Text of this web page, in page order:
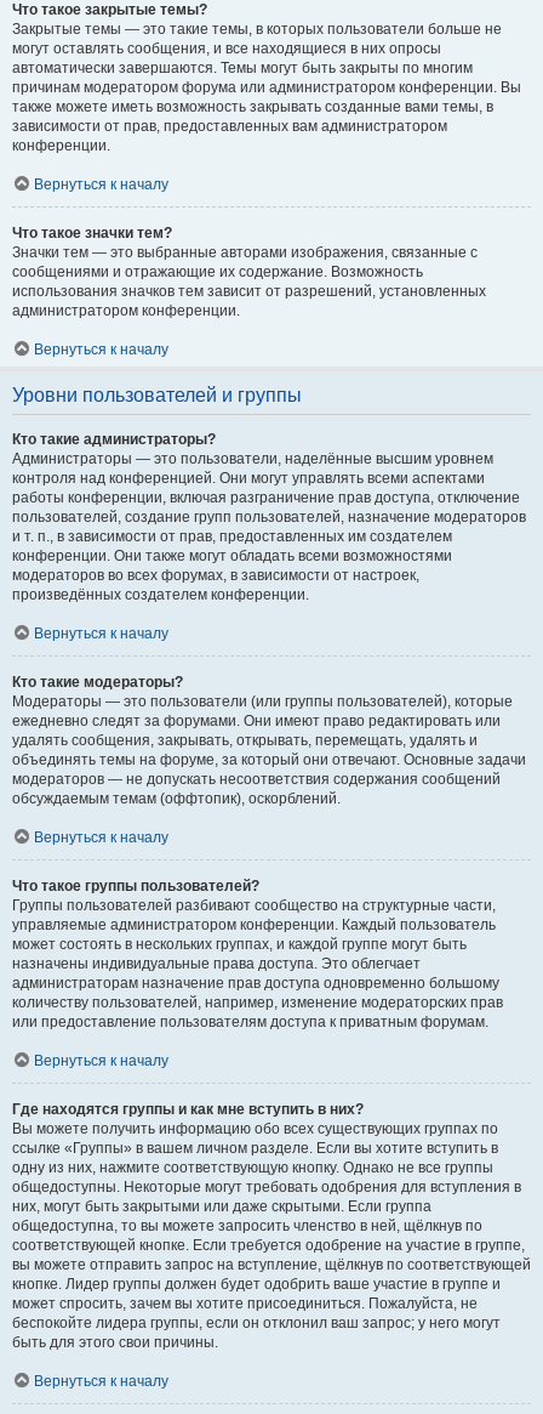
Что такое закрытые темы?
Закрытые темы — это такие темы, в которых пользователи больше не
могут оставлять сообщения, и все находящиеся в них опросы
автоматически завершаются. Темы могут быть закрыты по многим
причинам модератором форума или администратором конференции. Вы
также можете иметь возможность закрывать созданные вами темы, в
зависимости от прав, предоставленных вам администратором
конференции.
Вернуться к началу
Что такое значки тем?
Значки тем — это выбранные авторами изображения, связанные с
сообщениями и отражающие их содержание. Возможность
использования значков тем зависит от разрешений, установленных
администратором конференции.
Вернуться к началу
Уровни пользователей и группы
Кто такие администраторы?
Администраторы — это пользователи, наделённые высшим уровнем
контроля над конференцией. Они могут управлять всеми аспектами
работы конференции, включая разграничение прав доступа, отключение
пользователей, создание групп пользователей, назначение модераторов
и т. п., в зависимости от прав, предоставленных им создателем
конференции. Они также могут обладать всеми возможностями
модераторов во всех форумах, в зависимости от настроек,
произведённых создателем конференции.
Вернуться к началу
Кто такие модераторы?
Модераторы — это пользователи (или группы пользователей), которые
ежедневно следят за форумами. Они имеют право редактировать или
удалять сообщения, закрывать, открывать, перемещать, удалять и
объединять темы на форуме, за который они отвечают. Основные задачи
модераторов — не допускать несоответствия содержания сообщений
обсуждаемым темам (оффтопик), оскорблений.
Вернуться к началу
Что такое группы пользователей?
Группы пользователей разбивают сообщество на структурные части,
управляемые администратором конференции. Каждый пользователь
может состоять в нескольких группах, и каждой группе могут быть
назначены индивидуальные права доступа. Это облегчает
администраторам назначение прав доступа одновременно большому
количеству пользователей, например, изменение модераторских прав
или предоставление пользователям доступа к приватным форумам.
Вернуться к началу
Где находятся группы и как мне вступить в них?
Вы можете получить информацию обо всех существующих группах по
ссылке «Группы» в вашем личном разделе. Если вы хотите вступить в
одну из них, нажмите соответствующую кнопку. Однако не все группы
общедоступны. Некоторые могут требовать одобрения для вступления в
них, могут быть закрытыми или даже скрытыми. Если группа
общедоступна, то вы можете запросить членство в ней, щёлкнув по
соответствующей кнопке. Если требуется одобрение на участие в группе,
вы можете отправить запрос на вступление, щёлкнув по соответствующей
кнопке. Лидер группы должен будет одобрить ваше участие в группе и
может спросить, зачем вы хотите присоединиться. Пожалуйста, не
беспокойте лидера группы, если он отклонил ваш запрос; у него могут
быть для этого свои причины.
Вернуться к началу